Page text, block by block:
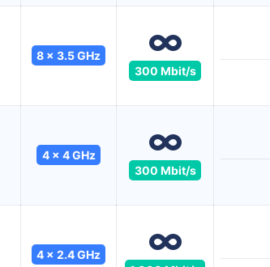
8 x 3.5 GHz
300 Mbit/s
4 x 4 GHz
300 Mbit/s
4 x 2.4 GHz